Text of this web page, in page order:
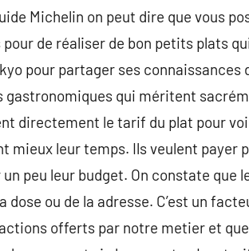
Michelin on peut dire que vous
de réaliser de bon petits plats
pour partager ses connaissances
qui méritent
directement le tarif du plat pour
mieux leur temps. Ils veulent payer
peu leur budget. On constate que
ou de la adresse. C’est un
offerts par notre metier et